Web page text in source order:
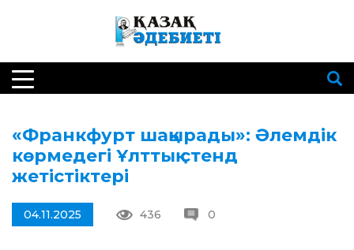
«Франкфурт шақырады»: Әлемдік
көрмедегі Ұлттық стенд
жетістіктері
04.11.2025 436 0